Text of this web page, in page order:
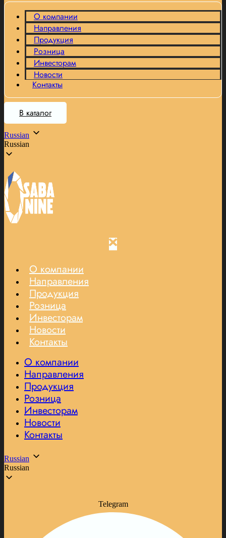
О компании
Направления
Продукция
Розница
Инвесторам
Новости
Контакты
В каталог
Russian
Russian
О компании
Направления
Продукция
Розница
Инвесторам
Новости
Контакты
О компании
Направления
Продукция
Розница
Инвесторам
Новости
Контакты
Russian
Russian
Telegram